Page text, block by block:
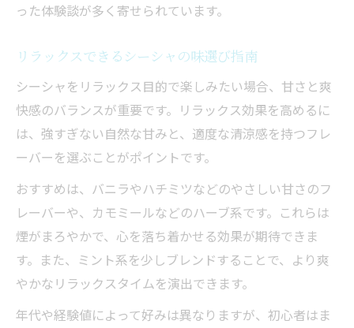
った体験談が多く寄せられています。
リラックスできるシーシャの味選び指南
シーシャをリラックス目的で楽しみたい場合、甘さと爽
快感のバランスが重要です。リラックス効果を高めるに
は、強すぎない自然な甘みと、適度な清涼感を持つフレ
ーバーを選ぶことがポイントです。
おすすめは、バニラやハチミツなどのやさしい甘さのフ
レーバーや、カモミールなどのハーブ系です。これらは
煙がまろやかで、心を落ち着かせる効果が期待できま
す。また、ミント系を少しブレンドすることで、より爽
やかなリラックスタイムを演出できます。
年代や経験値によって好みは異なりますが、初心者はま